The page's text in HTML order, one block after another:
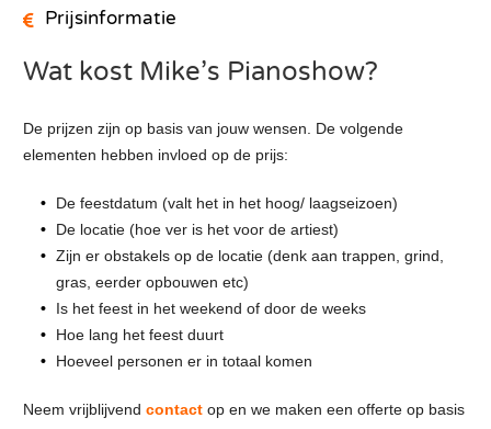
Prijsinformatie
Wat kost Mike’s Pianoshow?
De prijzen zijn op basis van jouw wensen. De volgende
elementen hebben invloed op de prijs:
De feestdatum (valt het in het hoog/ laagseizoen)
De locatie (hoe ver is het voor de artiest)
Zijn er obstakels op de locatie (denk aan trappen, grind,
gras, eerder opbouwen etc)
Is het feest in het weekend of door de weeks
Hoe lang het feest duurt
Hoeveel personen er in totaal komen
Neem vrijblijvend contact op en we maken een offerte op basis